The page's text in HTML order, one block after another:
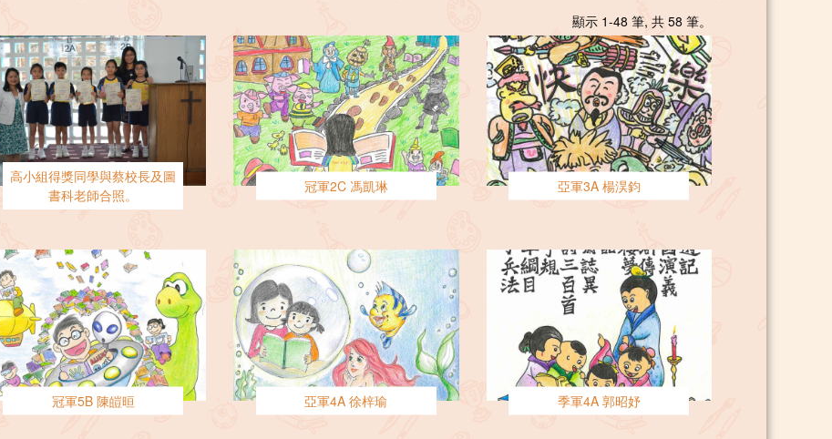
顯示 1-48 筆, 共 58 筆。
高小組得獎同學與蔡校長及圖
書科老師合照。
冠軍2C 馮凱琳 亞軍3A 楊淏鈞
冠軍5B 陳皚晅 亞軍4A 徐梓瑜 季軍4A 郭昭妤